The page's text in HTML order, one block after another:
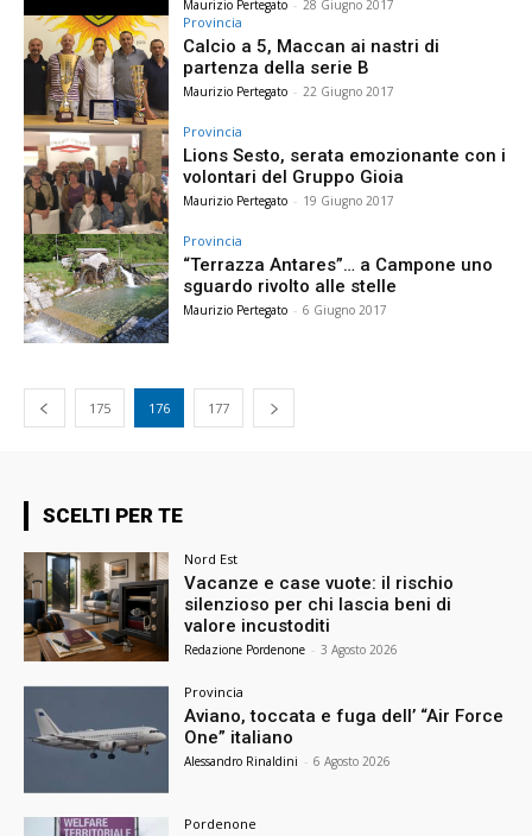
Maurizio Pertegato - 28 Giugno 2017
Provincia
Calcio a 5, Maccan ai nastri di
partenza della serie B
Maurizio Pertegato - 22 Giugno 2017
Provincia
Lions Sesto, serata emozionante con i
volontari del Gruppo Gioia
Maurizio Pertegato - 19 Giugno 2017
Provincia
“Terrazza Antares”… a Campone uno
sguardo rivolto alle stelle
Maurizio Pertegato - 6 Giugno 2017
175 176 177
SCELTI PER TE
Nord Est
Vacanze e case vuote: il rischio
silenzioso per chi lascia beni di
valore incustoditi
Redazione Pordenone - 3 Agosto 2026
Provincia
Aviano, toccata e fuga dell’ “Air Force
One” italiano
Alessandro Rinaldini - 6 Agosto 2026
Pordenone